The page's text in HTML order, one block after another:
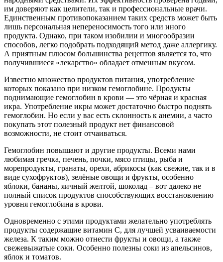
им доверяют как целители, так и профессиональные врачи.
Единственным противопоказанием таких средств может быть
лишь персональная непереносимость того или иного
продукта. Однако, при таком изобилии и многообразии
способов, легко подобрать подходящий метод даже аллергику.
А приятным плюсом большинства рецептов является то, что
получившиеся «лекарство» обладает отменным вкусом.
Известно множество продуктов питания, употребление
которых показано при низком гемоглобине. Продукты
поднимающие гемоглобин в крови — это чёрная и красная
икра. Употребление икры может достаточно быстро поднять
гемоглобин. Но если у вас есть склонность к анемии, а часто
покупать этот полезный продукт нет финансовой
возможности, не стоит отчаиваться.
Гемоглобин повышают и другие продукты. Всеми нами
любимая гречка, печень, почки, мясо птицы, рыба и
морепродукты, гранаты, орехи, абрикосы (как свежие, так и в
виде сухофруктов), зелёные овощи и фрукты, особенно
яблоки, бананы, яичный желтой, шоколад – вот далеко не
полный список продуктов способствующих восстановлению
уровня гемоглобина в крови.
Одновременно с этими продуктами желательно употреблять
продукты содержащие витамин С, для лучшей усваиваемости
железа. К таким можно отнести фрукты и овощи, а также
свежевыжатые соки. Особенно полезны соки из апельсинов,
яблок и томатов.